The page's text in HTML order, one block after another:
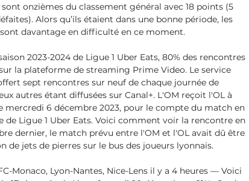
sont onzièmes du classement général avec 18 points (5
Alors qu’ils étaient dans une bonne période, les
davantage en difficulté en ce moment.
2023-2024 de Ligue 1 Uber Eats, 80% des rencontres
la plateforme de streaming Prime Video. Le service
sept rencontres sur neuf de chaque journée de
autres étant diffusées sur Canal+. L'OM reçoit l'OL à
mercredi 6 décembre 2023, pour le compte du match en
de Ligue 1 Uber Eats. Voici comment voir la rencontre en
dernier, le match prévu entre l'OM et l'OL avait dû être
de jets de pierres sur le bus des joueurs lyonnais.
Monaco, Lyon-Nantes, Nice-Lens il y a 4 heures — Voici